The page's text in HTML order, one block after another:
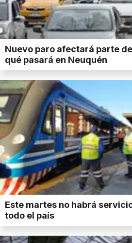
Nuevo paro afectará parte
qué pasará en Neuquén
Este martes no habrá
todo el país